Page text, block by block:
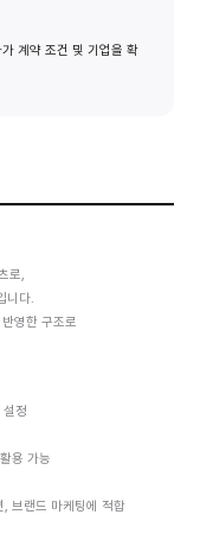
계약 조건 및 기업을 확
로,
니다.
영한 구조로
정
용 가능
브랜드 마케팅에 적합